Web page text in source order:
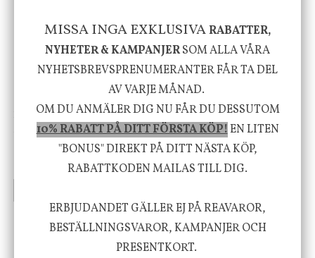
House Doctor
Skål, Hands marmor
795 kr
-20%
Nicolas Vahé
Serveringsfat, Ostron,
Stengods
415 kr
Vi vill förmedla känsla, upplevelse och
MISSA INGA EXKLUSIVARABATTER,
NYHETER & KAMPANJERSOM ALLA VÅRA
NYHETSBREVSPRENUMERANTER FÅR TA DEL
AV VARJE MÅNAD.
OM DU ANMÄLER DIG NU FÅR DU DESSUTOM
10% RABATT PÅ DITT FÖRSTA KÖP!EN LITEN
"BONUS" DIREKT PÅ DITT NÄSTA KÖP,
RABATTKODEN MAILAS TILL DIG.
ERBJUDANDET GÄLLER EJ PÅ REAVAROR,
BESTÄLLNINGSVAROR, KAMPANJER OCH
PRESENTKORT.